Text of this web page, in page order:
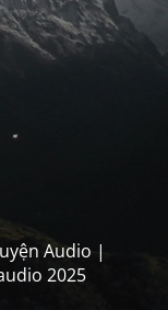
Audio |
2025